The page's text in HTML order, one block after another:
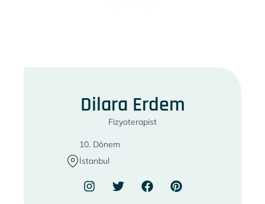
Dilara Erdem
Fizyoterapist
10. Dönem
İstanbul